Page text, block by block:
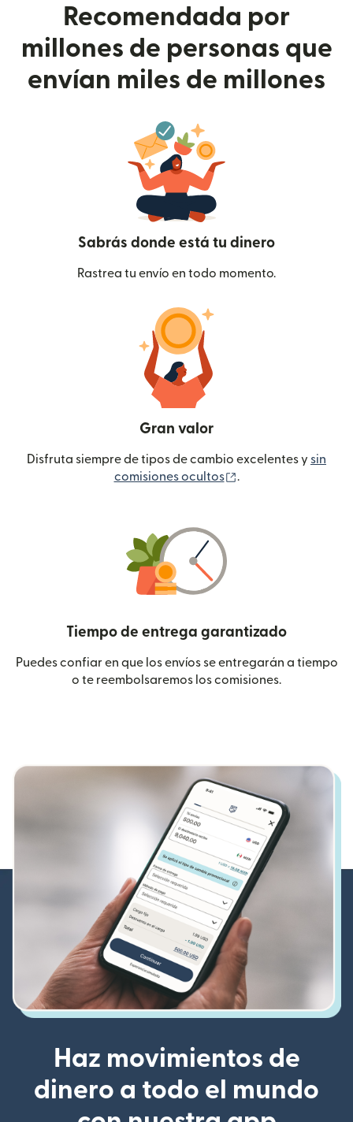
Recomendada por
millones de personas que
envían miles de millones
Sabrás donde está tu dinero
Rastrea tu envío en todo momento.
Gran valor
Disfruta siempre de tipos de cambio excelentes y sin
comisiones ocultos
.
Tiempo de entrega garantizado
Puedes confiar en que los envíos se entregarán a tiempo
o te reembolsaremos los comisiones.
Haz movimientos de
dinero a todo el mundo